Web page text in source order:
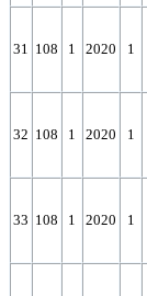
31 108 1 2020 1
32 108 1 2020 1
33 108 1 2020 1